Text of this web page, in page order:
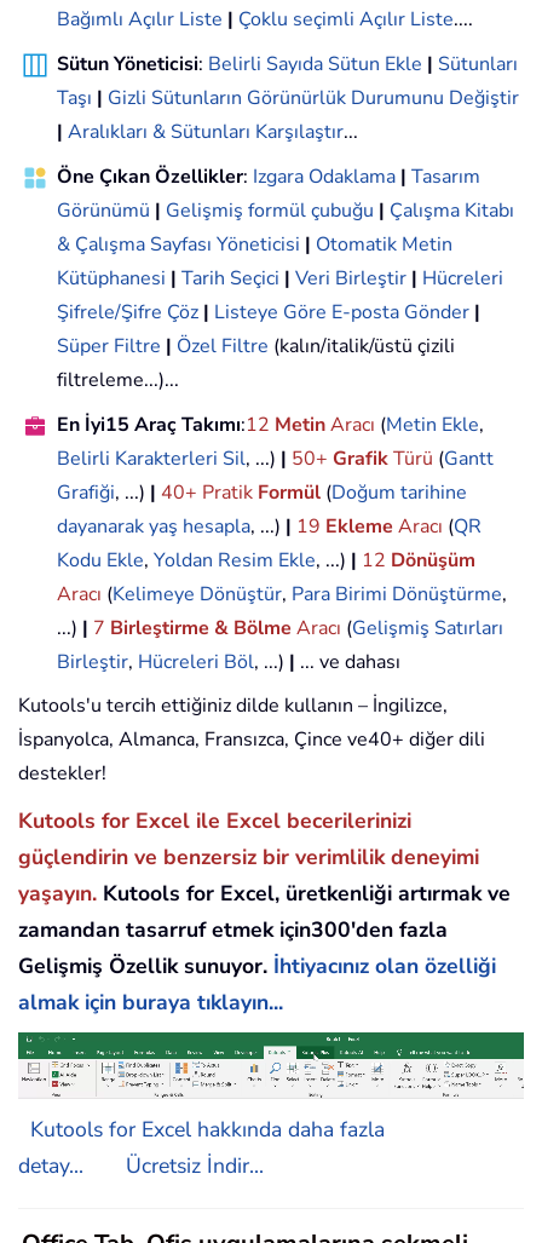
Bağımlı Açılır Liste | Çoklu seçimli Açılır Liste....
Sütun Yöneticisi: Belirli Sayıda Sütun Ekle | Sütunları
Taşı | Gizli Sütunların Görünürlük Durumunu Değiştir
| Aralıkları & Sütunları Karşılaştır...
Öne Çıkan Özellikler: Izgara Odaklama | Tasarım
Görünümü | Gelişmiş formül çubuğu | Çalışma Kitabı
& Çalışma Sayfası Yöneticisi | Otomatik Metin
Kütüphanesi | Tarih Seçici | Veri Birleştir | Hücreleri
Şifrele/Şifre Çöz | Listeye Göre E-posta Gönder |
Süper Filtre | Özel Filtre (kalın/italik/üstü çizili
filtreleme...)...
En İyi15 Araç Takımı:12 MetinAracı (Metin Ekle,
Belirli Karakterleri Sil, ...) | 50+ GrafikTürü (Gantt
Grafiği, ...) | 40+ Pratik Formül (Doğum tarihine
dayanarak yaş hesapla, ...) | 19 Ekleme Aracı (QR
Kodu Ekle, Yoldan Resim Ekle, ...) | 12 Dönüşüm
Aracı (Kelimeye Dönüştür, Para Birimi Dönüştürme,
...) | 7 Birleştirme & Bölme Aracı (Gelişmiş Satırları
Birleştir, Hücreleri Böl, ...) | ... ve dahası
Kutools'u tercih ettiğiniz dilde kullanın – İngilizce,
İspanyolca, Almanca, Fransızca, Çince ve40+ diğer dili
destekler!
Kutools for Excel ile Excel becerilerinizi
güçlendirin ve benzersiz bir verimlilik deneyimi
yaşayın. Kutools for Excel, üretkenliği artırmak ve
zamandan tasarruf etmek için300'den fazla
Gelişmiş Özellik sunuyor. İhtiyacınız olan özelliği
almak için buraya tıklayın...
Kutools for Excel hakkında daha fazla
detay...
Ücretsiz İndir...